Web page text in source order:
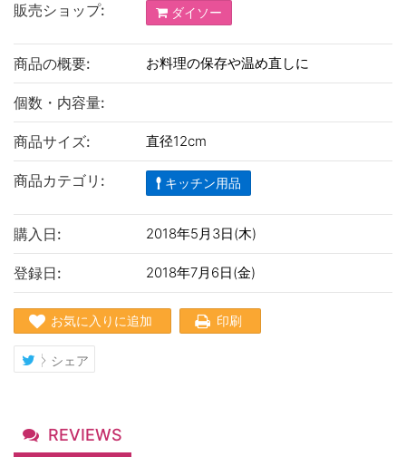
販売ショップ: ダイソー
商品の概要: お料理の保存や温め直しに
個数・内容量:
商品サイズ: 直径12cm
商品カテゴリ: キッチン用品
購入日: 2018年5月3日(木)
登録日: 2018年7月6日(金)
お気に入りに追加 印刷
シェア
REVIEWS